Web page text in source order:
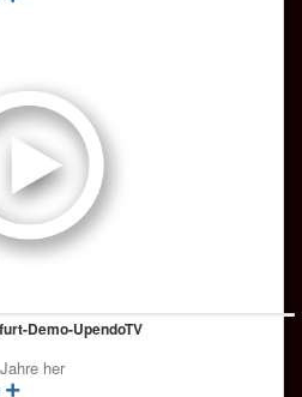
Demo-UpendoTV
her